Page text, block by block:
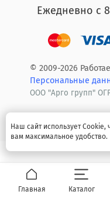
Ежедневно с
© 2009-2026
Персональные
ООО "Арго групп"
Главная Каталог
Наш сайт использует Cookie,
вам максимальное удобство.